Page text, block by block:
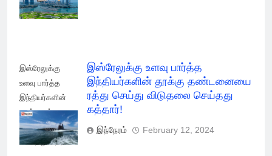
இஸ்ரேலுக்கு
உளவு பார்த்த
இந்தியர்களின்
தூக்கு ரத்து
செய்து விடுதலை
செய்தது கத்தார்!
இஸ்ரேலுக்கு உளவு பார்த்த
இந்தியர்களின் தூக்கு தண்டனையை
ரத்து செய்து விடுதலை செய்தது
கத்தார்!
இந்நேரம் February 12, 2024